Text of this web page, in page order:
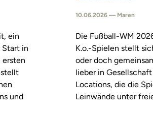
ein
Start in
ersten
und
10.06.2026 — Maren
Die Fußball-WM
K.o.-Spielen stellt
oder doch
lieber in
Locations, die die
Leinwände unter